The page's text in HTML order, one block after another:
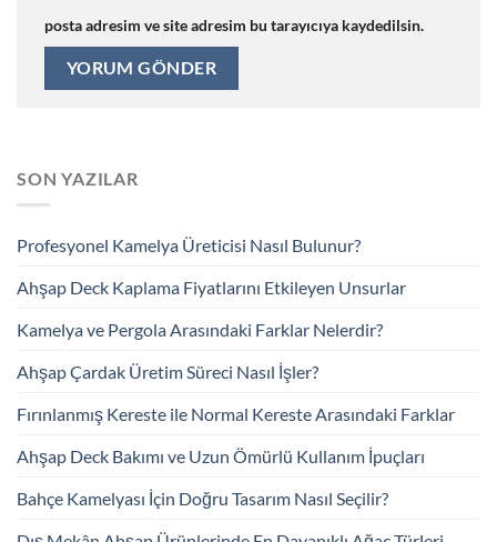
posta adresim ve site adresim bu tarayıcıya kaydedilsin.
SON YAZILAR
Profesyonel Kamelya Üreticisi Nasıl Bulunur?
Ahşap Deck Kaplama Fiyatlarını Etkileyen Unsurlar
Kamelya ve Pergola Arasındaki Farklar Nelerdir?
Ahşap Çardak Üretim Süreci Nasıl İşler?
Fırınlanmış Kereste ile Normal Kereste Arasındaki Farklar
Ahşap Deck Bakımı ve Uzun Ömürlü Kullanım İpuçları
Bahçe Kamelyası İçin Doğru Tasarım Nasıl Seçilir?